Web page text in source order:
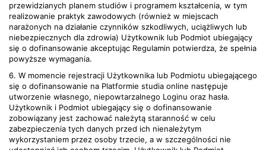
przewidzianych planem studiów i programem kształcenia, w tym
realizowanie praktyk zawodowych (również w miejscach
narażonych na działanie czynników szkodliwych, uciążliwych lub
niebezpiecznych dla zdrowia) Użytkownik lub Podmiot ubiegający
się o dofinansowanie akceptując Regulamin potwierdza, że spełnia
powyższe wymagania.
6. W momencie rejestracji Użytkownika lub Podmiotu ubiegającego
się o dofinansowanie na Platformie studia online następuje
utworzenie własnego, niepowtarzalnego Loginu oraz hasła.
Użytkownik i Podmiot ubiegający się o dofinansowanie
zobowiązany jest zachować należytą staranność w celu
zabezpieczenia tych danych przed ich nienależytym
wykorzystaniem przez osoby trzecie, a w szczególności nie